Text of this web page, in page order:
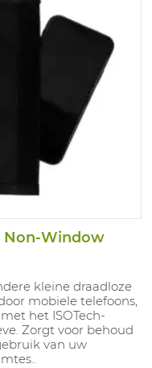
Non-Window
kleine draadloze
mobiele telefoons,
het ISOTech-
Zorgt voor behoud
van uw